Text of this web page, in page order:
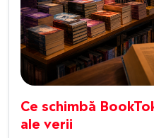
Ce schimbă
ale verii